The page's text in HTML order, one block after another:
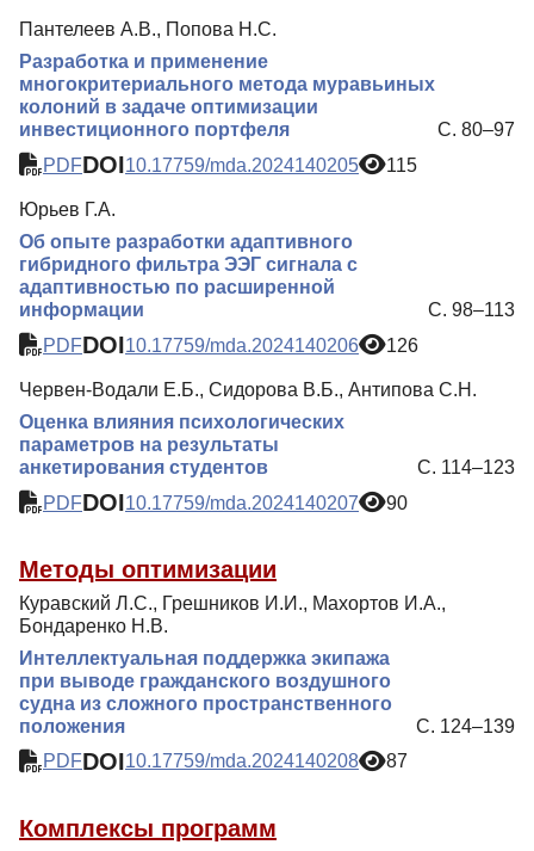
Пантелеев А.В., Попова Н.С.
Разработка и применение
многокритериального метода муравьиных
колоний в задаче оптимизации
инвестиционного портфеля
С. 80–97
PDFDOI10.17759/mda.2024140205 115
Юрьев Г.А.
Об опыте разработки адаптивного
гибридного фильтра ЭЭГ сигнала с
адаптивностью по расширенной
информации
С. 98–113
PDFDOI10.17759/mda.2024140206 126
Червен-Водали Е.Б., Сидорова В.Б., Антипова С.Н.
Оценка влияния психологических
параметров на результаты
анкетирования студентов
С. 114–123
PDFDOI10.17759/mda.2024140207 90
Методы оптимизации
Куравский Л.С., Грешников И.И., Махортов И.А.,
Бондаренко Н.В.
Интеллектуальная поддержка экипажа
при выводе гражданского воздушного
судна из сложного пространственного
положения
С. 124–139
PDFDOI10.17759/mda.2024140208 87
Комплексы программ